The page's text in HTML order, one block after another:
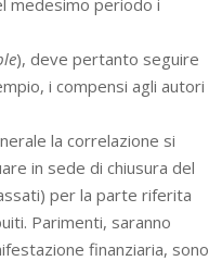
medesimo periodo i
), deve pertanto seguire
i compensi agli autori
la correlazione si
in sede di chiusura del
per la parte riferita
Parimenti, saranno
finanziaria, sono